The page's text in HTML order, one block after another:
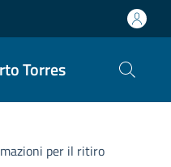
Torres
per il ritiro